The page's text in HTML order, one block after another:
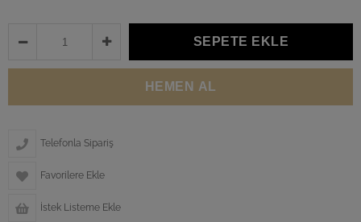
Telefonla Sipariş
Favorilere Ekle
İstek Listeme Ekle